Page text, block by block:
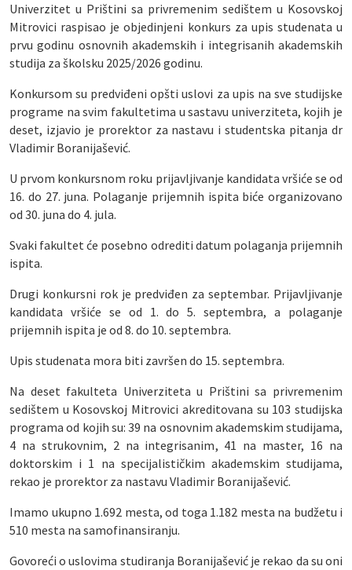
Univerzitet u Prištini sa privremenim sedištem u Kosovskoj
Mitrovici raspisao je objedinjeni konkurs za upis studenata u
prvu godinu osnovnih akademskih i integrisanih akademskih
studija za školsku 2025/2026 godinu.
Konkursom su predviđeni opšti uslovi za upis na sve studijske
programe na svim fakultetima u sastavu univerziteta, kojih je
deset, izjavio je prorektor za nastavu i studentska pitanja dr
Vladimir Boranijašević.
U prvom konkursnom roku prijavljivanje kandidata vršiće se od
16. do 27. juna. Polaganje prijemnih ispita biće organizovano
od 30. juna do 4. jula.
Svaki fakultet će posebno odrediti datum polaganja prijemnih
ispita.
Drugi konkursni rok je predviđen za septembar. Prijavljivanje
kandidata vršiće se od 1. do 5. septembra, a polaganje
prijemnih ispita je od 8. do 10. septembra.
Upis studenata mora biti završen do 15. septembra.
Na deset fakulteta Univerziteta u Prištini sa privremenim
sedištem u Kosovskoj Mitrovici akreditovana su 103 studijska
programa od kojih su: 39 na osnovnim akademskim studijama,
4 na strukovnim, 2 na integrisanim, 41 na master, 16 na
doktorskim i 1 na specijalističkim akademskim studijama,
rekao je prorektor za nastavu Vladimir Boranijašević.
Imamo ukupno 1.692 mesta, od toga 1.182 mesta na budžetu i
510 mesta na samofinansiranju.
Govoreći o uslovima studiranja Boranijašević je rekao da su oni